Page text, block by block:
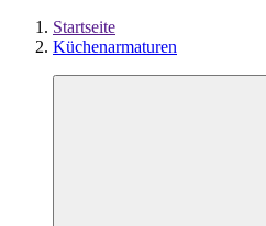
Startseite
Küchenarmaturen